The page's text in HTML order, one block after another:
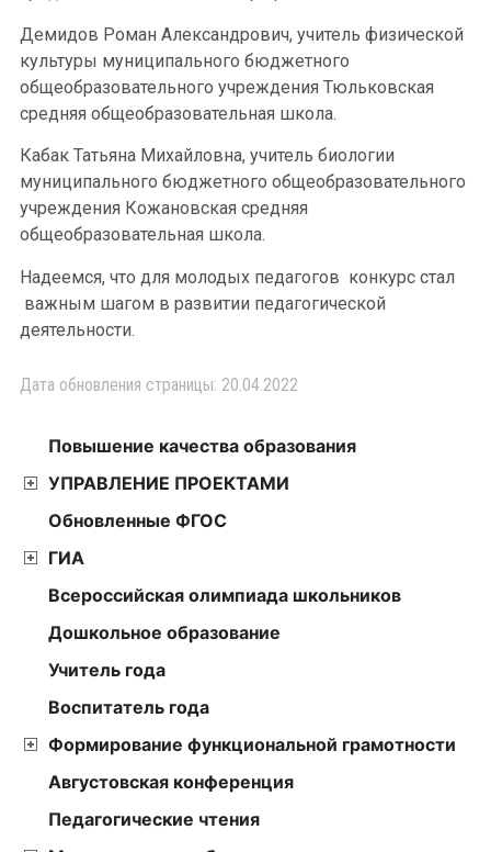
Демидов Роман Александрович, учитель физической
культуры муниципального бюджетного
общеобразовательного учреждения Тюльковская
средняя общеобразовательная школа.
Кабак Татьяна Михайловна, учитель биологии
муниципального бюджетного общеобразовательного
учреждения Кожановская средняя
общеобразовательная школа.
Надеемся, что для молодых педагогов конкурс стал
важным шагом в развитии педагогической
деятельности.
Дата обновления страницы: 20.04.2022
Повышение качества образования
УПРАВЛЕНИЕ ПРОЕКТАМИ
Обновленные ФГОС
ГИА
Всероссийская олимпиада школьников
Дошкольное образование
Учитель года
Воспитатель года
Формирование функциональной грамотности
Августовская конференция
Педагогические чтения